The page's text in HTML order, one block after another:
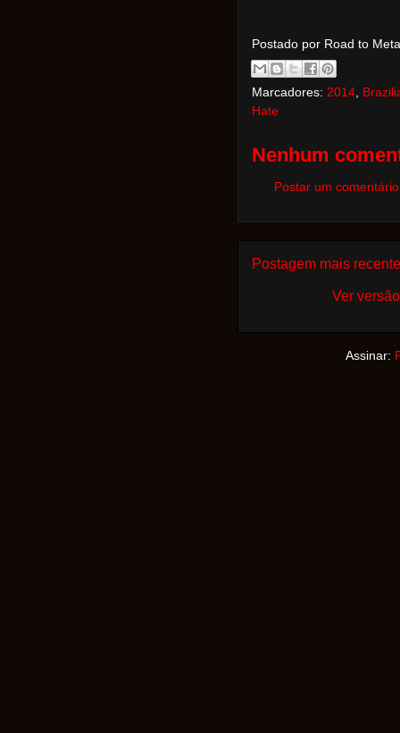
Postado por Road to
Marcadores: 2014
Hate
Nenhum
Postar um comentário
Postagem mais recente
Ver
Assinar: